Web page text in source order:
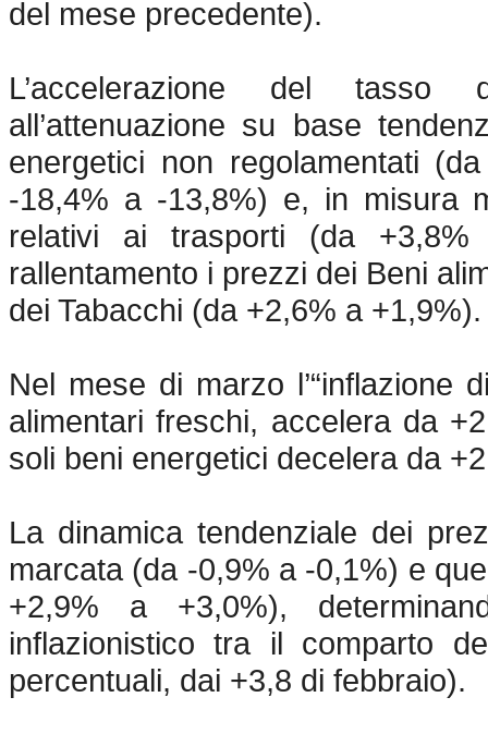
del mese precedente).
L’accelerazione del tasso
all’attenuazione su base
energetici non regolamentati
-18,4% a -13,8%) e, in misura
relativi ai trasporti (da
rallentamento i prezzi dei Beni
dei Tabacchi (da +2,6% a +1,9%).
Nel mese di marzo l’“inflazione
alimentari freschi, accelera da
soli beni energetici decelera da
La dinamica tendenziale dei
marcata (da -0,9% a -0,1%) e
+2,9% a +3,0%),
inflazionistico tra il comparto
percentuali, dai +3,8 di febbraio).